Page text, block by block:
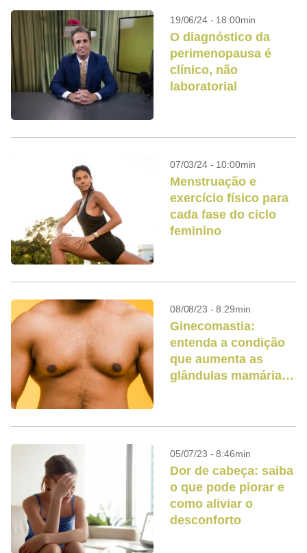
19/06/24 - 18:00min
O diagnóstico da
perimenopausa é
clínico, não
laboratorial
07/03/24 - 10:00min
Menstruação e
exercício físico para
cada fase do ciclo
feminino
08/08/23 - 8:29min
Ginecomastia:
entenda a condição
que aumenta as
glândulas mamárias
05/07/23 - 8:46min
Dor de cabeça: saiba
o que pode piorar e
como aliviar o
desconforto